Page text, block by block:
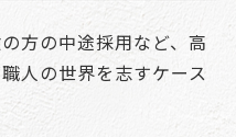
方の中途採用など、高
人の世界を志すケース